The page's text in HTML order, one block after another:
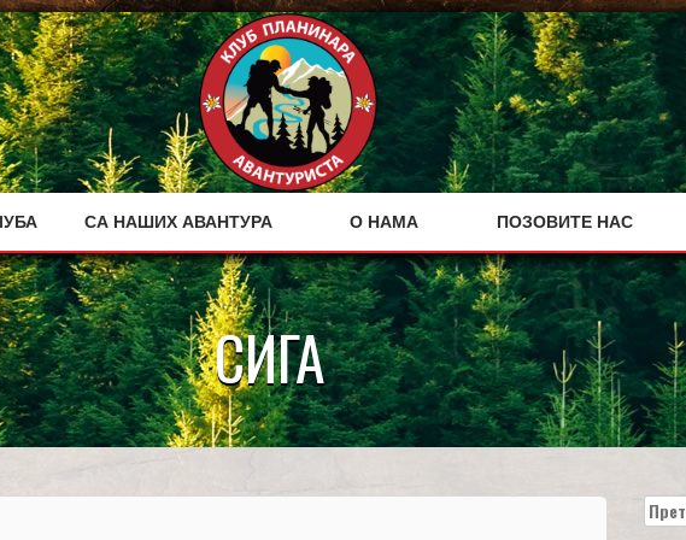
СА НАШИХ АВАНТУРА О НАМА ПОЗОВИТЕ НАС
СИГА
за: